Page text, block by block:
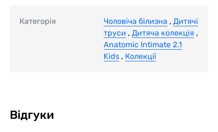
Категорія Чоловіча білизна , Дитячі
труси , Дитяча колекція ,
Anatomic Intimate 2.1
Kids , Колекції
Відгуки